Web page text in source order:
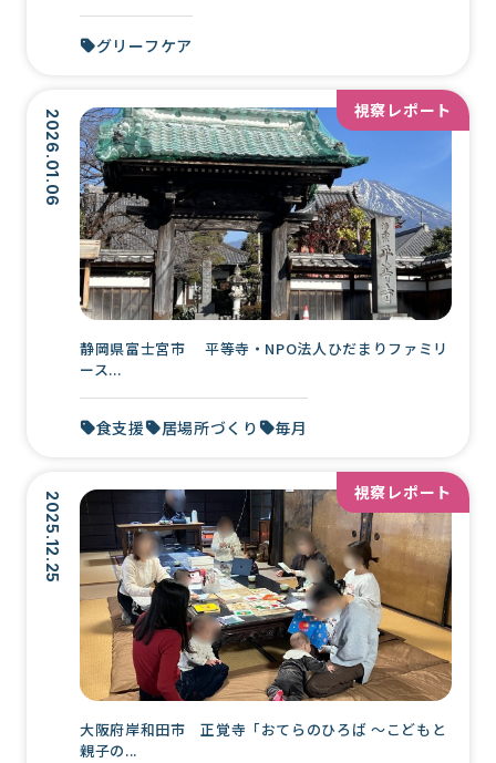
グリーフケア
2026.01.06 視察レポート
静岡県富士宮市 平等寺・NPO法人ひだまりファミリ
ース...
食支援 居場所づくり 毎月
2025.12.25 視察レポート
大阪府岸和田市 正覚寺「おてらのひろば 〜こどもと
親子の...